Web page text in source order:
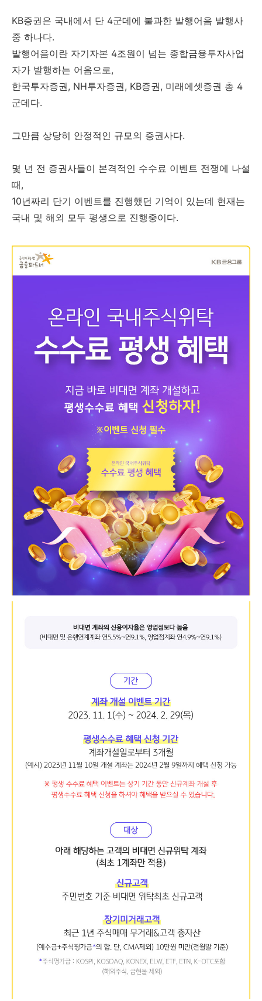
KB증권은 국내에서 단 4군데에 불과한 발행어음 발행사
중 하나다.
발행어음이란 자기자본 4조원이 넘는 종합금융투자사업
자가 발행하는 어음으로,
한국투자증권, NH투자증권, KB증권, 미래에셋증권 총 4
군데다.
그만큼 상당히 안정적인 규모의 증권사다.
몇 년 전 증권사들이 본격적인 수수료 이벤트 전쟁에 나설
때,
10년짜리 단기 이벤트를 진행했던 기억이 있는데 현재는
국내 및 해외 모두 평생으로 진행중이다.